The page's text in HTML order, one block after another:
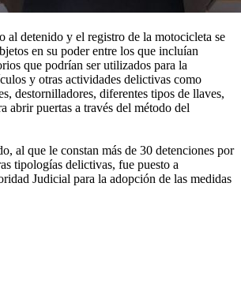
al detenido y el registro de la motocicleta se
en su poder entre los que incluían
que podrían ser utilizados para la
y otras actividades delictivas como
destornilladores, diferentes tipos de llaves,
abrir puertas a través del método del
al que le constan más de 30 detenciones por
tipologías delictivas, fue puesto a
Judicial para la adopción de las medidas